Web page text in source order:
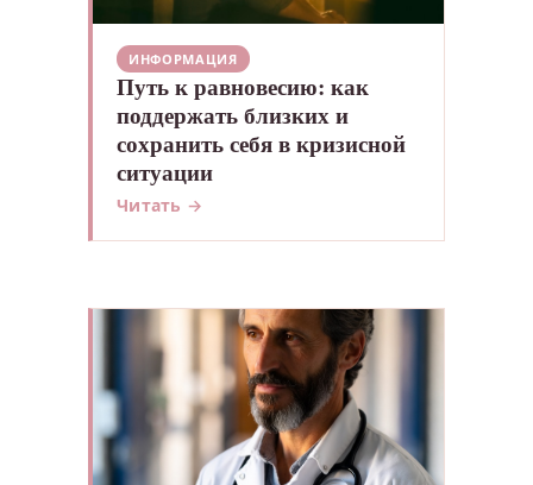
ИНФОРМАЦИЯ
Путь к равновесию: как
поддержать близких и
сохранить себя в кризисной
ситуации
Читать →